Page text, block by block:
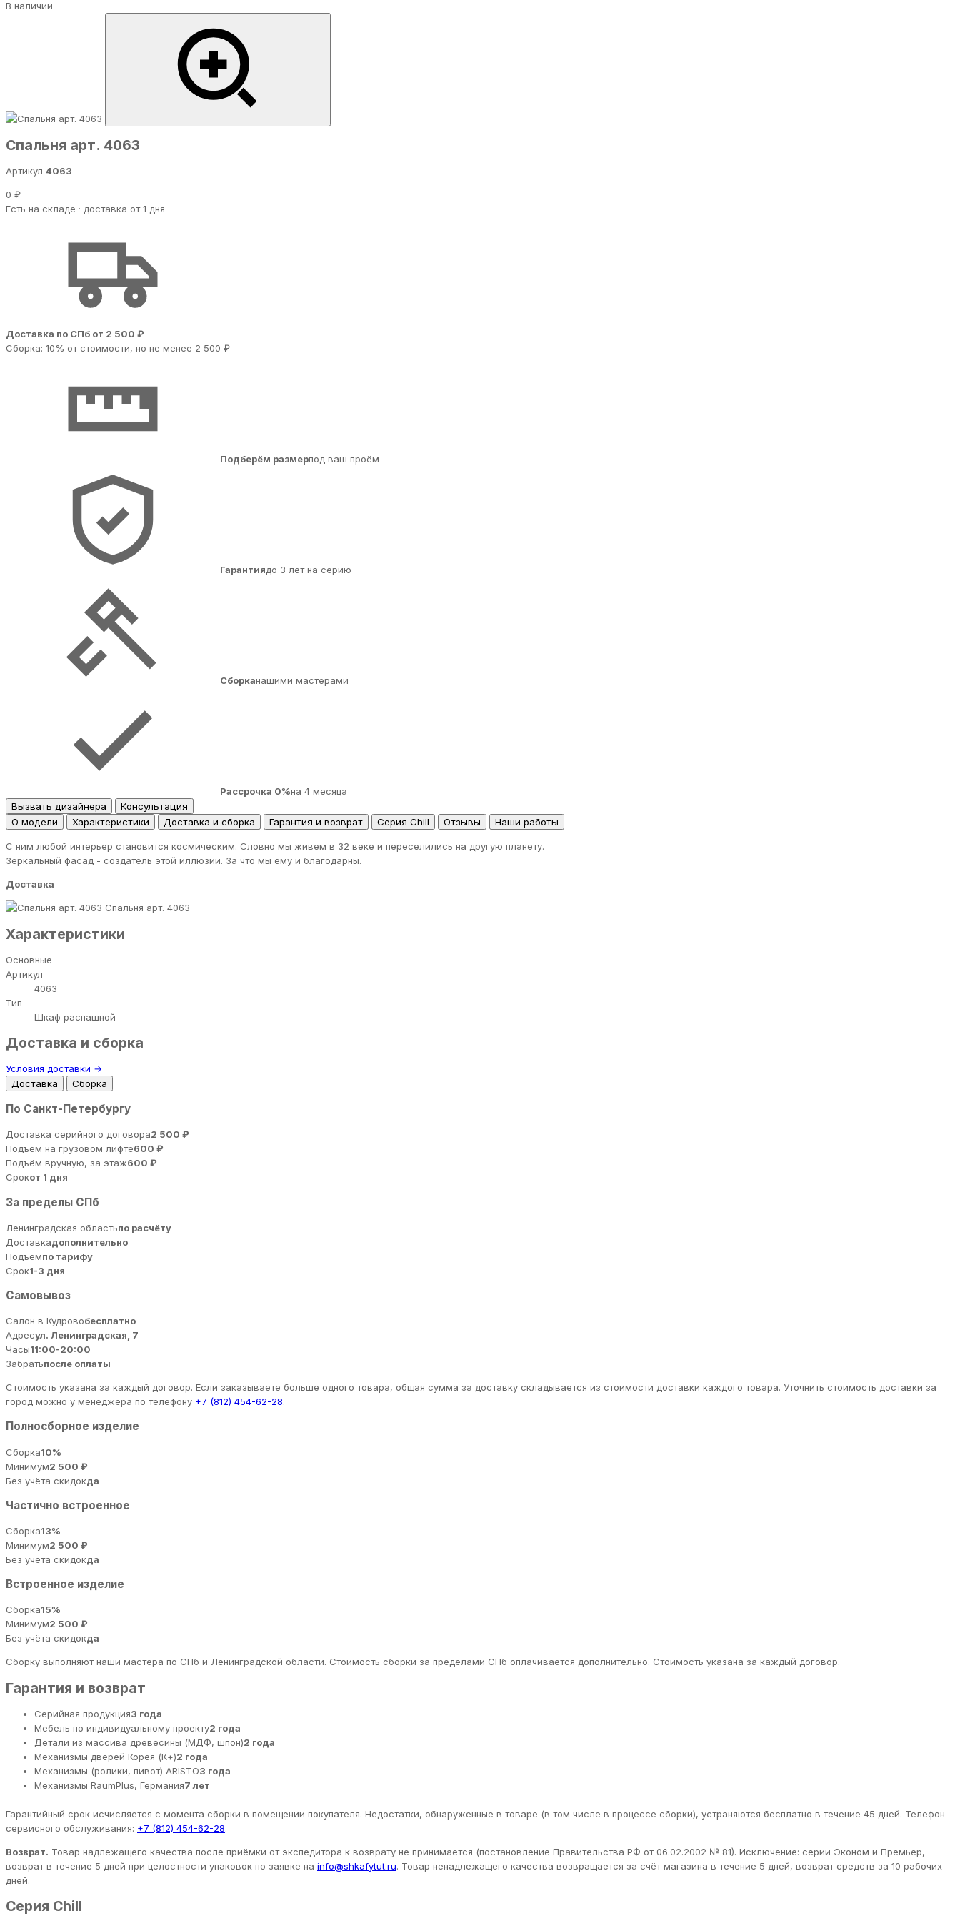
В наличии
Спальня арт. 4063
Артикул 4063
0 ₽
Есть на складе · доставка от 1 дня
Доставка по СПб от 2 500 ₽
Сборка: 10% от стоимости, но не менее 2 500 ₽
Подберём размерпод ваш проём
Гарантиядо 3 лет на серию
Сборканашими мастерами
Рассрочка 0%на 4 месяца
Вызвать дизайнера
Консультация
О модели
Характеристики Доставка и сборка Гарантия и возврат Серия Chill Отзывы Наши работы
С ним любой интерьер становится космическим. Словно мы живем в 32 веке и переселились на другую планету.
Зеркальный фасад - создатель этой иллюзии. За что мы ему и благодарны.
Доставка
Спальня арт. 4063
Характеристики
Основные
Артикул
4063
Тип
Шкаф распашной
Доставка и сборка
Условия доставки →
Доставка
Сборка
По Санкт-Петербургу
Доставка серийного договора2 500 ₽
Подъём на грузовом лифте600 ₽
Подъём вручную, за этаж600 ₽
Срокот 1 дня
За пределы СПб
Ленинградская областьпо расчёту
Доставкадополнительно
Подъёмпо тарифу
Срок1-3 дня
Самовывоз
Салон в Кудровобесплатно
Адресул. Ленинградская, 7
Часы11:00-20:00
Забратьпосле оплаты
Стоимость указана за каждый договор. Если заказываете больше одного товара, общая сумма за доставку складывается из стоимости доставки каждого товара. Уточнить стоимость доставки за
город можно у менеджера по телефону +7 (812) 454-62-28.
Полносборное изделие
Сборка10%
Минимум2 500 ₽
Без учёта скидокда
Частично встроенное
Сборка13%
Минимум2 500 ₽
Без учёта скидокда
Встроенное изделие
Сборка15%
Минимум2 500 ₽
Без учёта скидокда
Сборку выполняют наши мастера по СПб и Ленинградской области. Стоимость сборки за пределами СПб оплачивается дополнительно. Стоимость указана за каждый договор.
Гарантия и возврат
Серийная продукция3 года
Мебель по индивидуальному проекту2 года
Детали из массива древесины (МДФ, шпон)2 года
Механизмы дверей Корея (К+)2 года
Механизмы (ролики, пивот) ARISTO3 года
Механизмы RaumPlus, Германия7 лет
Гарантийный срок исчисляется с момента сборки в помещении покупателя. Недостатки, обнаруженные в товаре (в том числе в процессе сборки), устраняются бесплатно в течение 45 дней. Телефон
сервисного обслуживания: +7 (812) 454-62-28.
Возврат. Товар надлежащего качества после приёмки от экспедитора к возврату не принимается (постановление Правительства РФ от 06.02.2002 № 81). Исключение: серии Эконом и Премьер,
возврат в течение 5 дней при целостности упаковок по заявке на info@shkafytut.ru. Товар ненадлежащего качества возвращается за счёт магазина в течение 5 дней, возврат средств за 10 рабочих
дней.
Серия Chill